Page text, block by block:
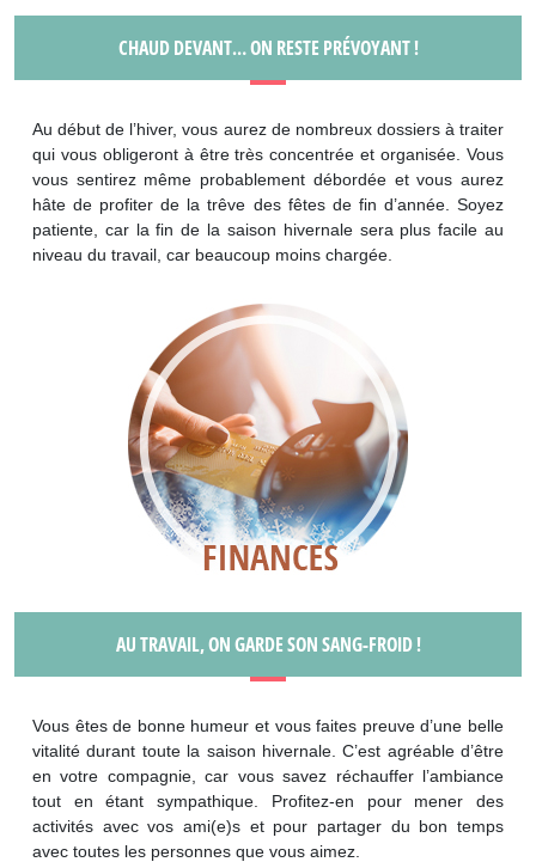
CHAUD DEVANT… ON RESTE PRÉVOYANT !
Au début de l’hiver, vous aurez de nombreux dossiers à traiter
qui vous obligeront à être très concentrée et organisée. Vous
vous sentirez même probablement débordée et vous aurez
hâte de profiter de la trêve des fêtes de fin d’année. Soyez
patiente, car la fin de la saison hivernale sera plus facile au
niveau du travail, car beaucoup moins chargée.
AU TRAVAIL, ON GARDE SON SANG-FROID !
Vous êtes de bonne humeur et vous faites preuve d’une belle
vitalité durant toute la saison hivernale. C’est agréable d’être
en votre compagnie, car vous savez réchauffer l’ambiance
tout en étant sympathique. Profitez-en pour mener des
activités avec vos ami(e)s et pour partager du bon temps
avec toutes les personnes que vous aimez.